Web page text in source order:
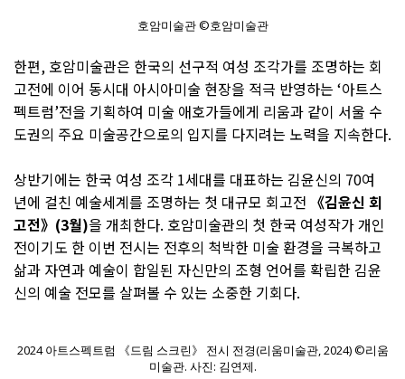
호암미술관 ©호암미술관
한편, 호암미술관은 한국의 선구적 여성 조각가를 조명하는 회
고전에 이어 동시대 아시아미술 현장을 적극 반영하는 ‘아트스
펙트럼’전을 기획하여 미술 애호가들에게 리움과 같이 서울 수
도권의 주요 미술공간으로의 입지를 다지려는 노력을 지속한다.
상반기에는 한국 여성 조각 1세대를 대표하는 김윤신의 70여
년에 걸친 예술세계를 조명하는 첫 대규모 회고전 《김윤신 회
고전》(3월)을 개최한다. 호암미술관의 첫 한국 여성작가 개인
전이기도 한 이번 전시는 전후의 척박한 미술 환경을 극복하고
삶과 자연과 예술이 합일된 자신만의 조형 언어를 확립한 김윤
신의 예술 전모를 살펴볼 수 있는 소중한 기회다.
2024 아트스펙트럼 《드림 스크린》 전시 전경(리움미술관, 2024) ©리움
미술관. 사진: 김연제.